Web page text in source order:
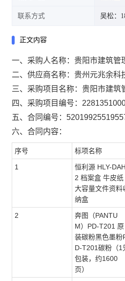
联系方式 吴松：
正文内容
一、采购人名称： 贵阳市建筑管
二、供应商名称： 贵州元兆余科
三、采购项目名称： 贵阳市建筑
四、采购项目编号：
五、合同编号：
六、合同内容：
序号 标项名称
1
恒利源 HLY-DAH
2 档案盒 牛皮纸
大容量文件资料
纳盒
2
奔图（PANTU
M）PD-T201 原
装碳粉黑色墨粉
D-T201碳粉（1
包装，约1600
页）